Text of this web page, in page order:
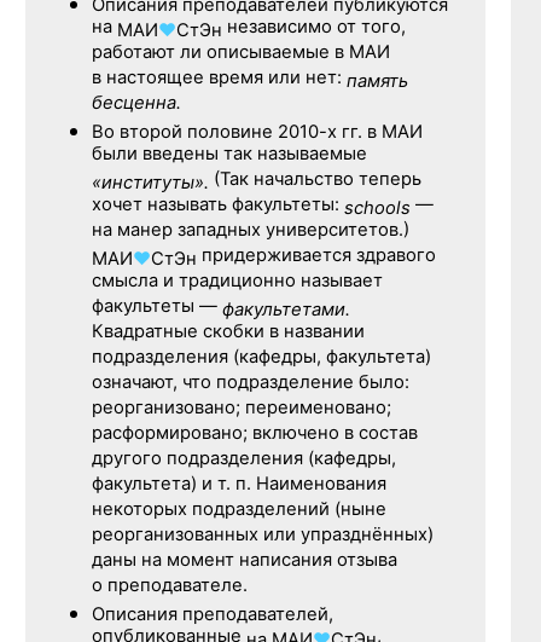
Описания преподавателей публикуются
на МАИ♥СтЭн независимо от того,
работают ли описываемые в МАИ
в настоящее время или нет: память
бесценна.
Во второй половине 2010-х гг. в МАИ
были введены так называемые
«институты». (Так начальство теперь
хочет называть факультеты: schools —
на манер западных университетов.)
МАИ♥СтЭн придерживается здравого
смысла и традиционно называет
факультеты — факультетами.
Квадратные скобки в названии
подразделения (кафедры, факультета)
означают, что подразделение было:
реорганизовано; переименовано;
расформировано; включено в состав
другого подразделения (кафедры,
факультета) и т. п. Наименования
некоторых подразделений (ныне
реорганизованных или упразднённых)
даны на момент написания отзыва
о преподавателе.
Описания преподавателей,